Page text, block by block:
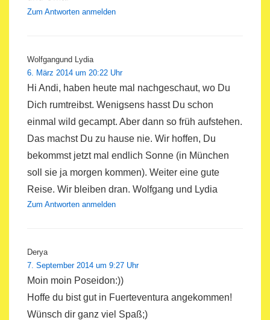
Zum Antworten anmelden
Wolfgangund Lydia
6. März 2014 um 20:22 Uhr
Hi Andi, haben heute mal nachgeschaut, wo Du
Dich rumtreibst. Wenigsens hasst Du schon
einmal wild gecampt. Aber dann so früh aufstehen.
Das machst Du zu hause nie. Wir hoffen, Du
bekommst jetzt mal endlich Sonne (in München
soll sie ja morgen kommen). Weiter eine gute
Reise. Wir bleiben dran. Wolfgang und Lydia
Zum Antworten anmelden
Derya
7. September 2014 um 9:27 Uhr
Moin moin Poseidon:))
Hoffe du bist gut in Fuerteventura angekommen!
Wünsch dir ganz viel Spaß;)